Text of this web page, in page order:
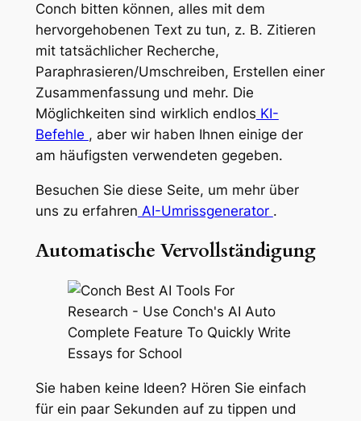
Conch bitten können, alles mit dem
hervorgehobenen Text zu tun, z. B. Zitieren
mit tatsächlicher Recherche,
Paraphrasieren/Umschreiben, Erstellen einer
Zusammenfassung und mehr. Die
Möglichkeiten sind wirklich endlos KI-
Befehle , aber wir haben Ihnen einige der
am häufigsten verwendeten gegeben.
Besuchen Sie diese Seite, um mehr über
uns zu erfahren AI-Umrissgenerator .
Automatische Vervollständigung
Sie haben keine Ideen? Hören Sie einfach
für ein paar Sekunden auf zu tippen und